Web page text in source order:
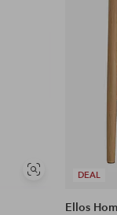
Se
DEAL
Ellos